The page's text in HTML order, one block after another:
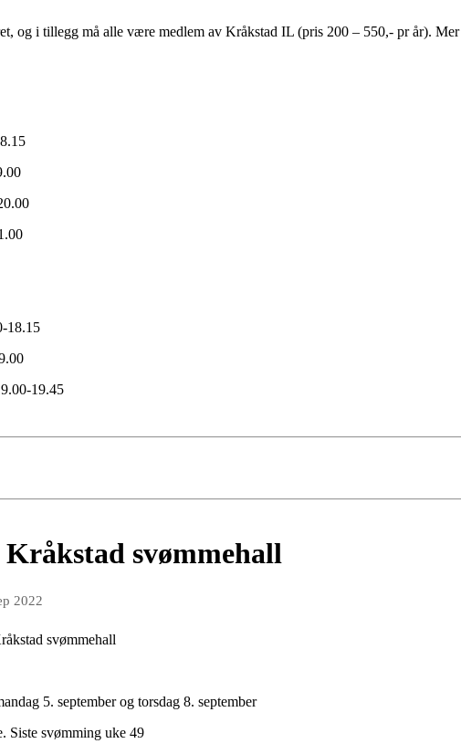
og i tillegg må alle være medlem av Kråkstad IL (pris 200 – 550,- pr år).
18.15
19.45
svømmehall
2022
svømmehall
5. september og torsdag 8. september
Siste svømming uke 49